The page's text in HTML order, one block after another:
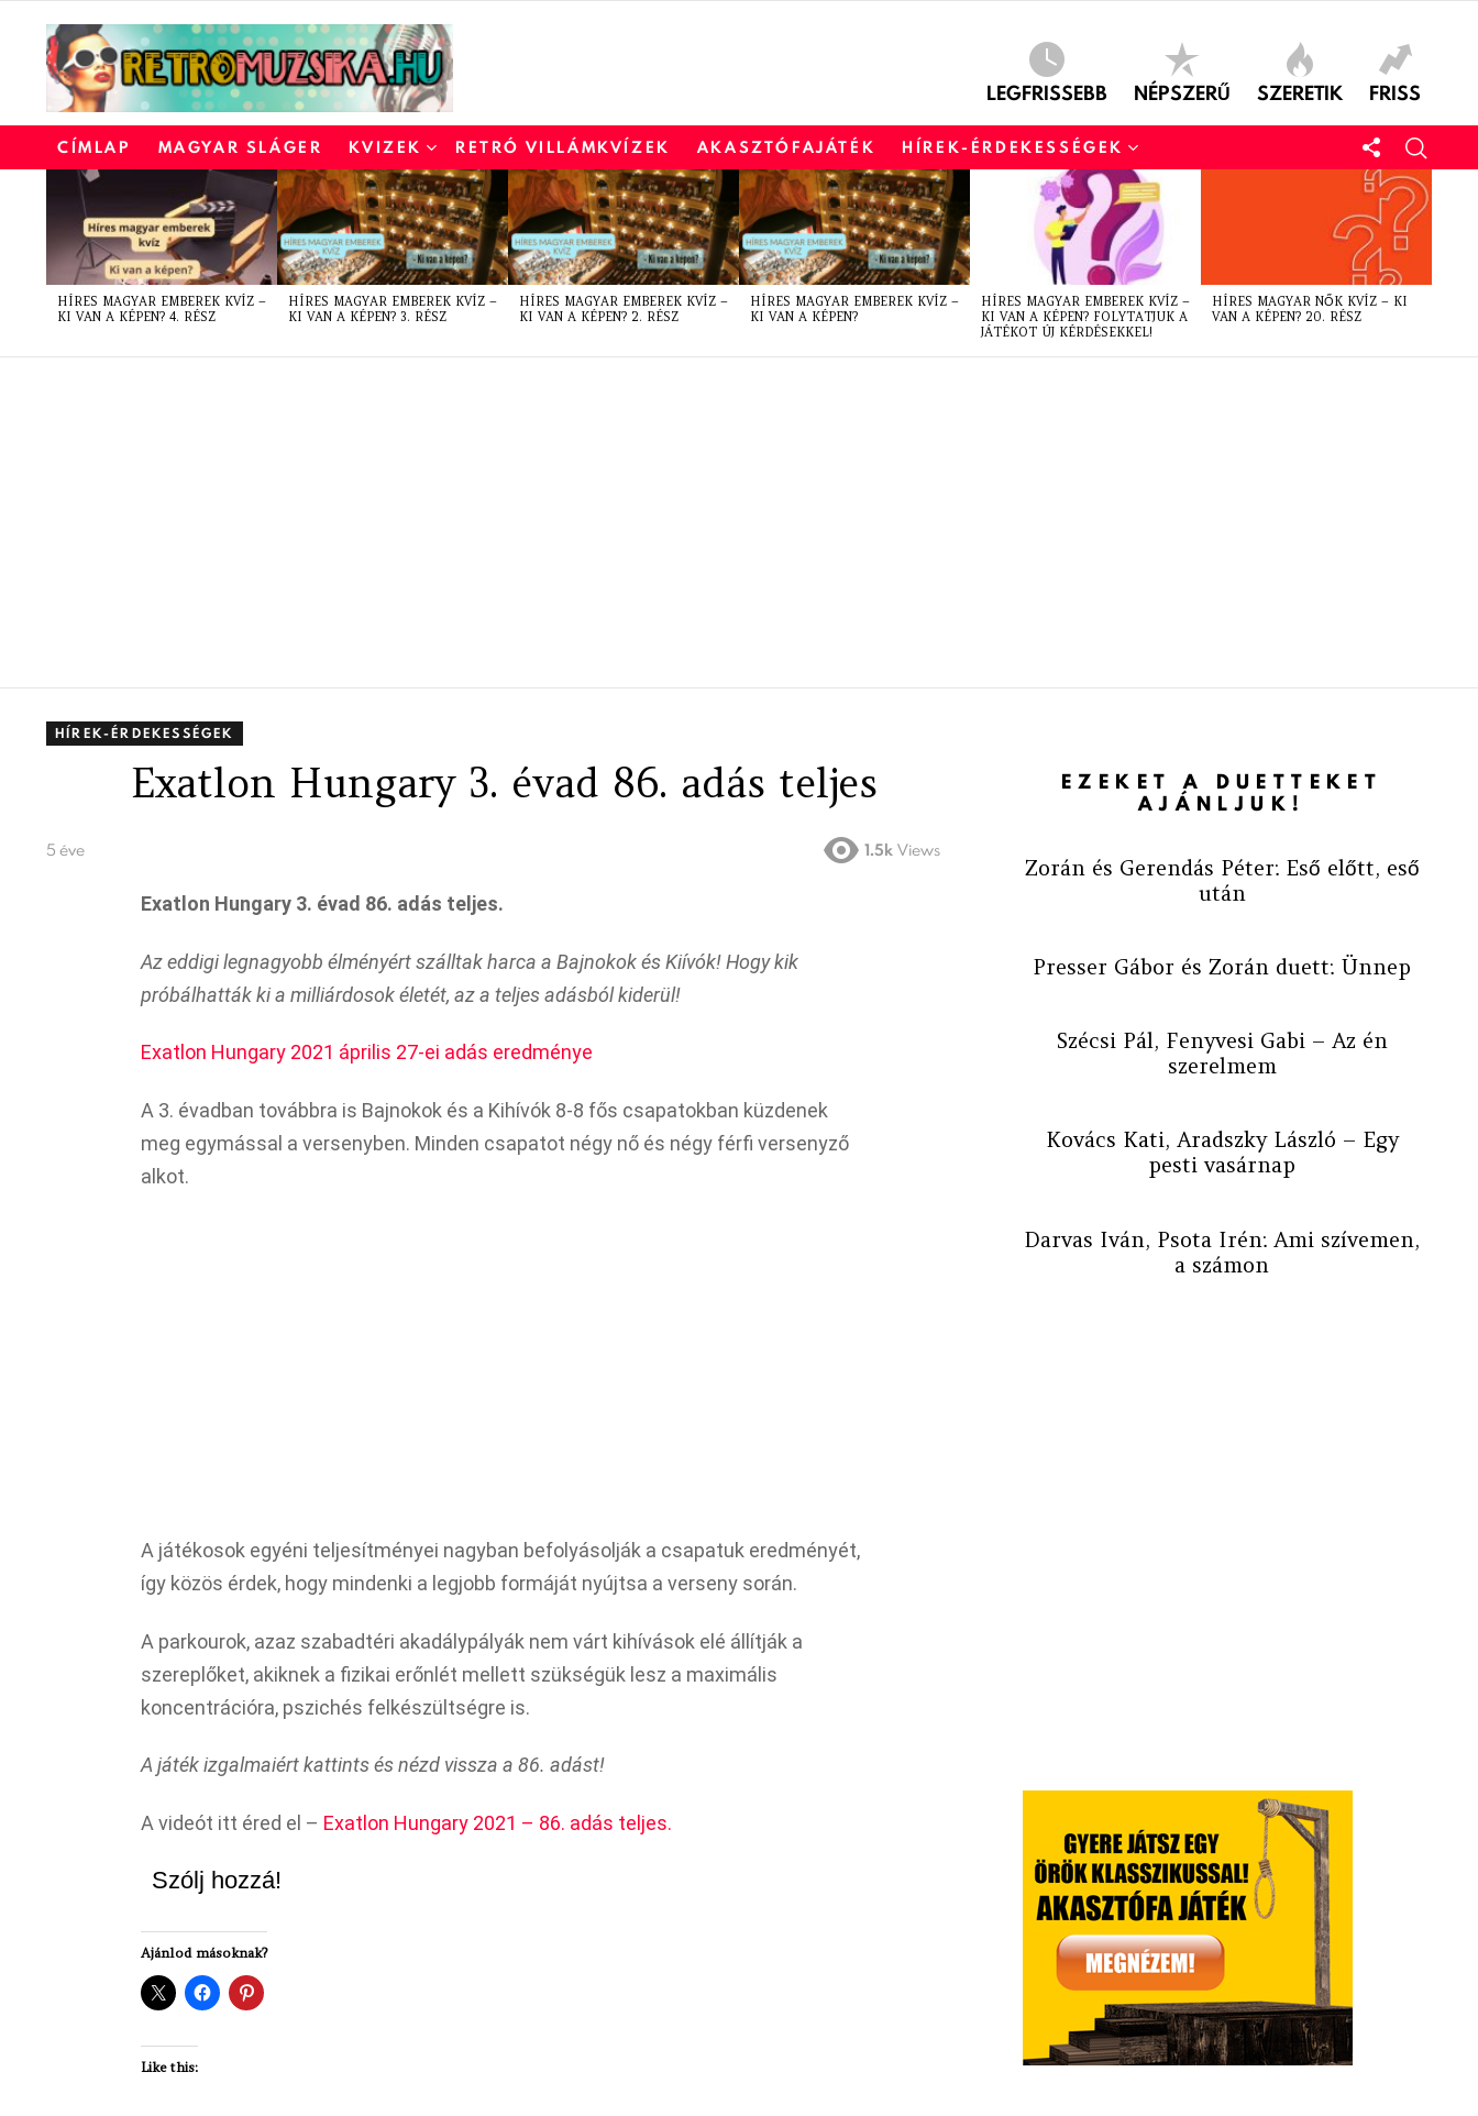
LEGFRISSEBB NÉPSZERŰ SZERETIK FRISS
CÍMLAP MAGYAR SLÁGER KVIZEK RETRÓ VILLÁMKVÍZEK AKASZTÓFAJÁTÉK HÍREK-ÉRDEKESSÉGEK
LATEST
STORIES
HÍRES MAGYAR EMBEREK KVÍZ –
KI VAN A KÉPEN? 4. RÉSZ
HÍRES MAGYAR EMBEREK KVÍZ –
KI VAN A KÉPEN? 3. RÉSZ
HÍRES MAGYAR EMBEREK KVÍZ –
KI VAN A KÉPEN? 2. RÉSZ
HÍRES MAGYAR EMBEREK KVÍZ –
KI VAN A KÉPEN?
HÍRES MAGYAR EMBEREK KVÍZ –
KI VAN A KÉPEN? FOLYTATJUK A
JÁTÉKOT ÚJ KÉRDÉSEKKEL!
HÍRES MAGYAR NŐK KVÍZ – KI
VAN A KÉPEN? 20. RÉSZ
HÍREK-ÉRDEKESSÉGEK
Exatlon Hungary 3. évad 86. adás teljes
5 éve 1.5k Views
Exatlon Hungary 3. évad 86. adás teljes.
Az eddigi legnagyobb élményért szálltak harca a Bajnokok és Kiívók! Hogy kik
próbálhatták ki a milliárdosok életét, az a teljes adásból kiderül!
Exatlon Hungary 2021 április 27-ei adás eredménye
A 3. évadban továbbra is Bajnokok és a Kihívók 8-8 fős csapatokban küzdenek
meg egymással a versenyben. Minden csapatot négy nő és négy férfi versenyző
alkot.
A játékosok egyéni teljesítményei nagyban befolyásolják a csapatuk eredményét,
így közös érdek, hogy mindenki a legjobb formáját nyújtsa a verseny során.
A parkourok, azaz szabadtéri akadálypályák nem várt kihívások elé állítják a
szereplőket, akiknek a fizikai erőnlét mellett szükségük lesz a maximális
koncentrációra, pszichés felkészültségre is.
A játék izgalmaiért kattints és nézd vissza a 86. adást!
A videót itt éred el – Exatlon Hungary 2021 – 86. adás teljes.
Szólj hozzá!
Ajánlod másoknak?
Like this:
EZEKET A DUETTEKET
AJÁNLJUK!
Zorán és Gerendás Péter: Eső előtt, eső
után
Presser Gábor és Zorán duett: Ünnep
Szécsi Pál, Fenyvesi Gabi – Az én
szerelmem
Kovács Kati, Aradszky László – Egy
pesti vasárnap
Darvas Iván, Psota Irén: Ami szívemen,
a számon